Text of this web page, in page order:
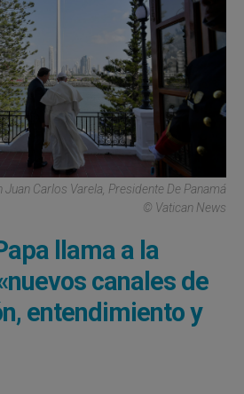
Carlos Varela, Presidente De Panamá
© Vatican News
llama a la
canales de
entendimiento y